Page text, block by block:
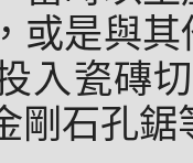
或是與
入瓷磚
剛石孔鋸